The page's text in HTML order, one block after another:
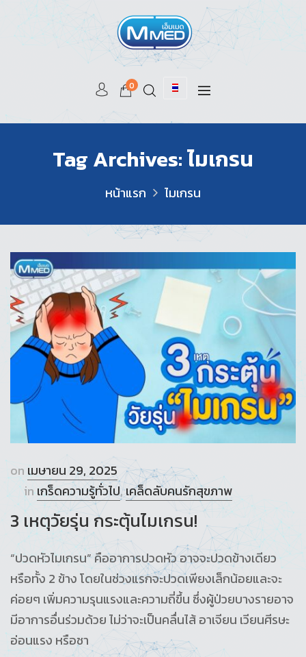
0
Tag Archives: ไมเกรน
หน้าแรก ไมเกรน
on เมษายน 29, 2025
inเกร็ดความรู้ทั่วไป,เคล็ดลับคนรักสุขภาพ
3 เหตุวัยรุ่น กระตุ้นไมเกรน!
“ปวดหัวไมเกรน” คืออาการปวดหัว อาจจะปวดข้างเดียว
หรือทั้ง 2 ข้าง โดยในช่วงแรกจะปวดเพียงเล็กน้อยและจะ
ค่อยๆ เพิ่มความรุนแรงและความถี่ขึ้น ซึ่งผู้ป่วยบางรายอาจ
มีอาการอื่นร่วมด้วย ไม่ว่าจะเป็นคลื่นไส้ อาเจียน เวียนศีรษะ
อ่อนแรง หรือชา